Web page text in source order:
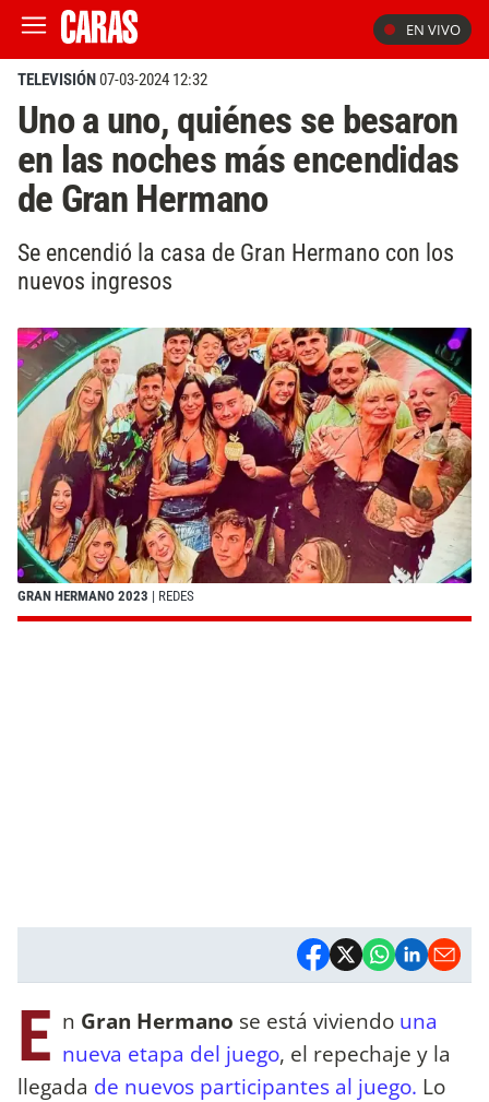
EN VIVO
TELEVISIÓN07-03-2024 12:32
Uno a uno, quiénes se besaron
en las noches más encendidas
de Gran Hermano
Se encendió la casa de Gran Hermano con los
nuevos ingresos
GRAN HERMANO 2023 | REDES
E n Gran Hermano se está viviendo una
nueva etapa del juego, el repechaje y la
llegada de nuevos participantes al juego. Lo